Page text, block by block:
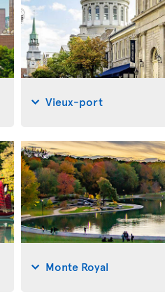
Vieux-port
Monte Royal